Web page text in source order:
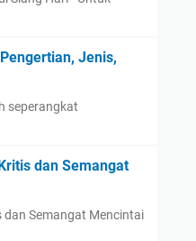
Jenis,
seperangkat
dan Semangat
Semangat Mencintai